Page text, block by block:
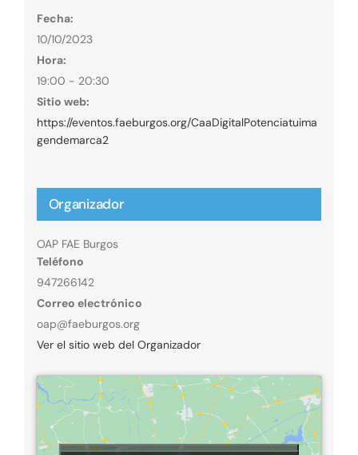
Fecha:
10/10/2023
Hora:
19:00 - 20:30
Sitio web:
https://eventos.faeburgos.org/CaaDigitalPotenciatuima
gendemarca2
Organizador
OAP FAE Burgos
Teléfono
947266142
Correo electrónico
oap@faeburgos.org
Ver el sitio web del Organizador